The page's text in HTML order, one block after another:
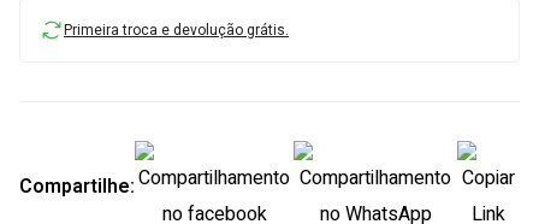
Primeira troca e devolução grátis.
Compartilhe: